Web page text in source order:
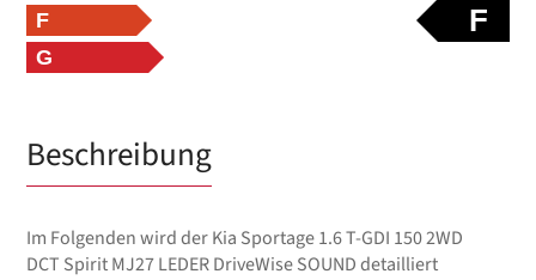
F
F
G
Beschreibung
Im Folgenden wird der Kia Sportage 1.6 T-GDI 150 2WD
DCT Spirit MJ27 LEDER DriveWise SOUND detailliert